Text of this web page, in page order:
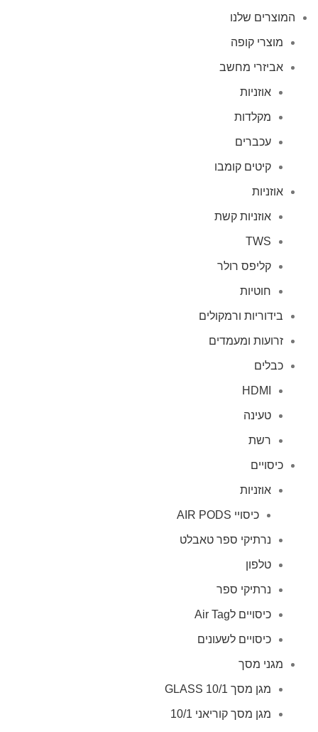
המוצרים שלנו
מוצרי קופה
אביזרי מחשב
אוזניות
מקלדות
עכברים
קיטים קומבו
אוזניות
אוזניות קשת
TWS
קליפס רולר
חוטיות
בידוריות ורמקולים
זרועות ומעמדים
כבלים
HDMI
טעינה
רשת
כיסויים
אוזניות
כיסויי AIR PODS
נרתיקי ספר טאבלט
טלפון
נרתיקי ספר
כיסויים לAir Tag
כיסויים לשעונים
מגני מסך
מגן מסך GLASS 10/1
מגן מסך קוריאני 10/1